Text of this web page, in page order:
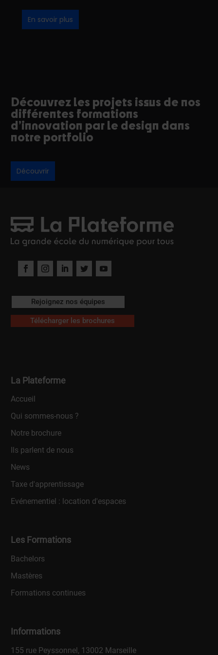
En savoir plus
Découvrez les projets issus de nos
différentes formations
d’innovation par le design dans
notre portfolio
Découvrir
Rejoignez nos équipes
Télécharger les brochures
La Plateforme
Accueil
Qui sommes-nous ?
Notre brochure
Ils parlent de nous
News
Taxe d'apprentissage
Evénementiel : location d'espaces
Les Formations
Bachelors
Mastères
Formations continues
Informations
155 rue Peyssonnel, 13002 Marseille